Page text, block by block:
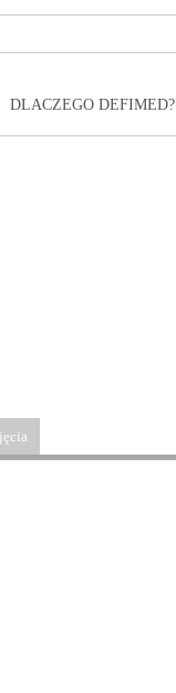
DLACZEGO DEFIMED?